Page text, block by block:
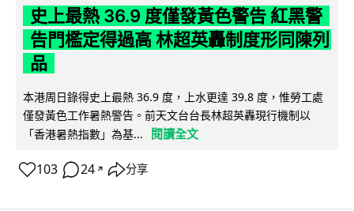
史上最熱 36.9 度僅發黃色警告 紅黑警
告門檻定得過高 林超英轟制度形同陳列
品
本港周日錄得史上最熱 36.9 度，上水更達 39.8 度，惟勞工處
僅發黃色工作暑熱警告。前天文台台長林超英轟現行機制以
「香港暑熱指數」為基...
閱讀全文
103 24 ↗ 分享